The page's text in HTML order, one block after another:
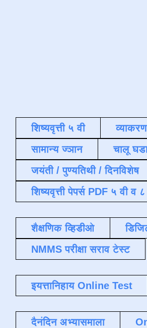
शिष्यवृत्ती ५ वी व्याकरण
सामान्य ज्ञान
चालू
जयंती / पुण्यतिथी / दिनविशेष
शिष्यवृत्ती पेपर्स PDF ५ वी व ८
शैक्षणिक व्हिडीओ
NMMS परीक्षा सराव टेस्ट
इयत्तानिहाय Online Test
दैनंदिन अभ्यासमाला